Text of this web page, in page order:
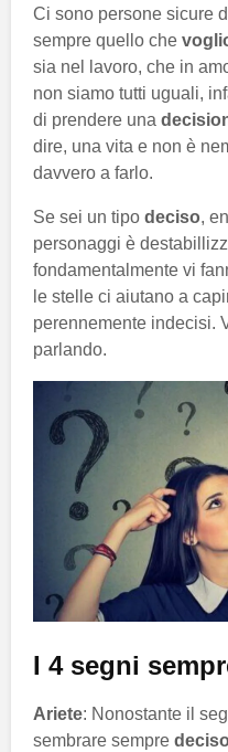
Ci sono persone sicure
sempre quello che
sia nel lavoro, che in
non siamo tutti uguali,
di prendere una
dire, una vita e non è
davvero a farlo.
Se sei un tipo deciso,
personaggi è
fondamentalmente vi
le stelle ci aiutano a
perennemente indecisi.
parlando.
I 4 segni
Ariete: Nonostante il
sembrare sempre deciso